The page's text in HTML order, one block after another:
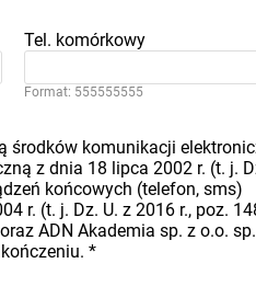
Tel. komórkowy
Format: 555555555
środków komunikacji
z dnia 18 lipca 2002 r. (t. j.
końcowych (telefon, sms)
r. (t. j. Dz. U. z 2016 r., poz.
ADN Akademia sp. z o.o.
*